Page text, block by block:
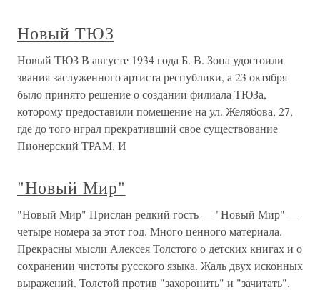
Новый ТЮЗ
Новый ТЮЗ В августе 1934 года Б. В. Зона удостоили
звания заслуженного артиста республики, а 23 октября
было принято решение о создании филиала ТЮЗа,
которому предоставили помещение на ул. Желябова, 27,
где до того играл прекративший свое существование
Пионерский ТРАМ. И
"Новый Мир"
"Новый Мир" Прислан редкий гость — "Новый Мир" —
четыре номера за этот год. Много ценного материала.
Прекрасны мысли Алексея Толстого о детских книгах и о
сохранении чистоты русского языка. Жаль двух исконных
выражений. Толстой против "захоронить" и "зачитать".